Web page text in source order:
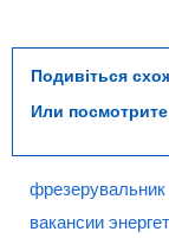
Подивіться
Или посмотрите
вакансии